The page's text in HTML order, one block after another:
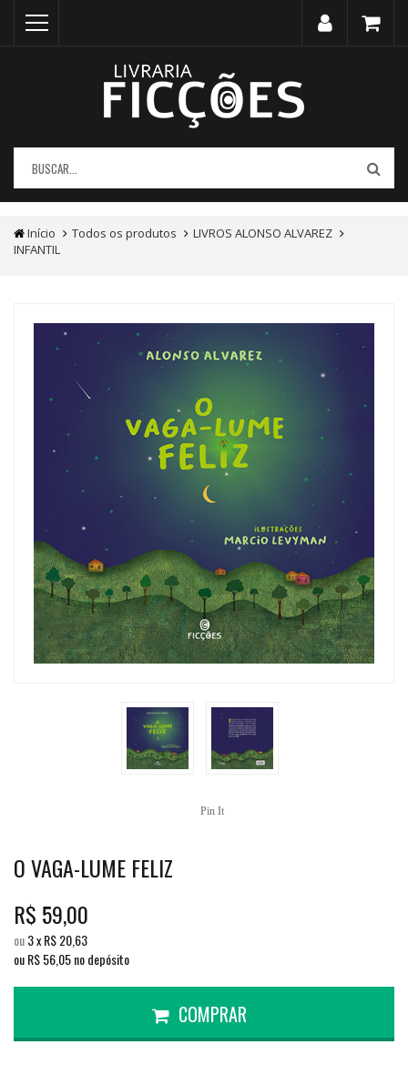
Início Todos os produtos
LIVROS ALONSO ALVAREZ
INFANTIL
Pin It
O VAGA-LUME FELIZ
R$ 59,00
ou3xR$20,63
ou R$56,05no depósito
COMPRAR